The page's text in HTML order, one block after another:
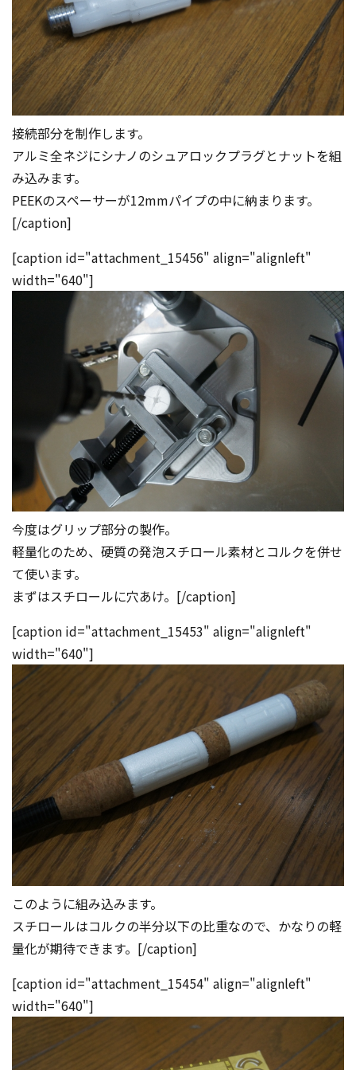
接続部分を制作します。
アルミ全ネジにシナノのシュアロックプラグとナットを組
み込みます。
PEEKのスペーサーが12mmパイプの中に納まります。
[/caption]
[caption id="attachment_15456" align="alignleft"
width="640"]
今度はグリップ部分の製作。
軽量化のため、硬質の発泡スチロール素材とコルクを併せ
て使います。
まずはスチロールに穴あけ。[/caption]
[caption id="attachment_15453" align="alignleft"
width="640"]
このように組み込みます。
スチロールはコルクの半分以下の比重なので、かなりの軽
量化が期待できます。[/caption]
[caption id="attachment_15454" align="alignleft"
width="640"]